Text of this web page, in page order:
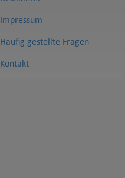
Impressum
Häufig gestellte Fragen
Kontakt